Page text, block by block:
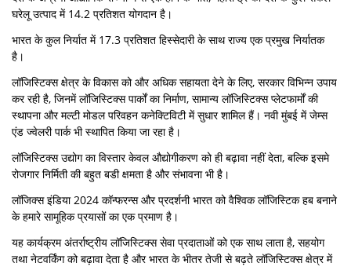
घरेलू उत्पाद में 14.2 प्रतिशत योगदान है।
भारत के कुल निर्यात में 17.3 प्रतिशत हिस्सेदारी के साथ राज्य एक प्रमुख निर्यातक
है।
लॉजिस्टिक्स क्षेत्र के विकास को और अधिक सहायता देने के लिए, सरकार विभिन्न उपाय
कर रही है, जिनमें लॉजिस्टिक्स पार्कों का निर्माण, सामान्य लॉजिस्टिक्स प्लेटफार्मों की
स्थापना और मल्टी मोडल परिवहन कनेक्टिविटी में सुधार शामिल हैं। नवी मुंबई में जेम्स
एंड ज्वेलरी पार्क भी स्थापित किया जा रहा है।
लॉजिस्टिक्स उद्योग का विस्तार केवल औद्योगीकरण को ही बढ़ावा नहीं देता, बल्कि इसमे
रोजगार निर्मिती की बहुत बडी क्षमता है और संभावना भी है।
लॉजिक्स इंडिया 2024 कॉन्फरन्स और प्रदर्शनी भारत को वैश्विक लॉजिस्टिक हब बनाने
के हमारे सामूहिक प्रयासों का एक प्रमाण है।
यह कार्यक्रम अंतर्राष्ट्रीय लॉजिस्टिक्स सेवा प्रदाताओं को एक साथ लाता है, सहयोग
तथा नेटवर्किंग को बढ़ावा देता है और भारत के भीतर तेजी से बढ़ते लॉजिस्टिक्स क्षेत्र में